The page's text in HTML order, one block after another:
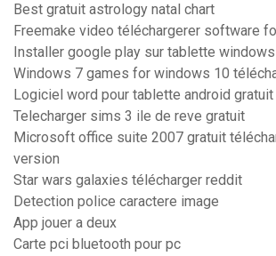
Best gratuit astrology natal chart
Freemake video téléchargerer software
Installer google play sur tablette
Windows 7 games for windows 10
Logiciel word pour tablette android gratuit
Telecharger sims 3 ile de reve gratuit
Microsoft office suite 2007 gratuit
version
Star wars galaxies télécharger reddit
Detection police caractere image
App jouer a deux
Carte pci bluetooth pour pc